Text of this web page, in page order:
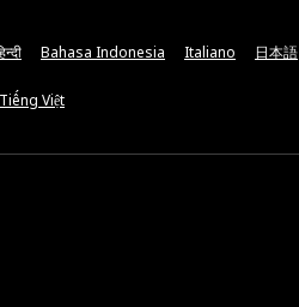
Bahasa Indonesia Italiano 日本語
Tiếng Việt